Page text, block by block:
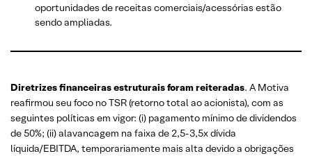
oportunidades de receitas comerciais/acessórias estão
sendo ampliadas.
Diretrizes financeiras estruturais foram reiteradas. A Motiva
reafirmou seu foco no TSR (retorno total ao acionista), com as
seguintes políticas em vigor: (i) pagamento mínimo de dividendos
de 50%; (ii) alavancagem na faixa de 2,5-3,5x dívida
líquida/EBITDA, temporariamente mais alta devido a obrigações